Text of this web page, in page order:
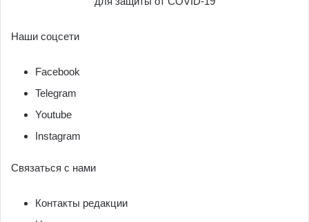
Наши соцсети
Facebook
Telegram
Youtube
Instagram
Связаться с нами
Контакты редакции